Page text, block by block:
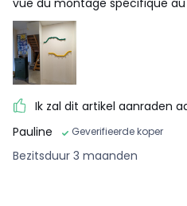
vue du montage spécifique
Ik zal dit artikel aanraden
Pauline
Geverifieerde koper
Bezitsduur 3 maanden